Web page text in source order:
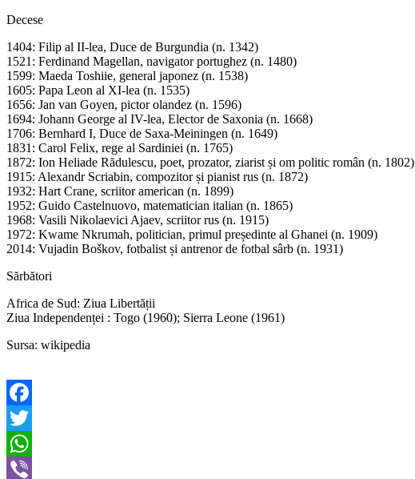
Decese
1404: Filip al II-lea, Duce de Burgundia (n. 1342)
1521: Ferdinand Magellan, navigator portughez (n. 1480)
1599: Maeda Toshiie, general japonez (n. 1538)
1605: Papa Leon al XI-lea (n. 1535)
1656: Jan van Goyen, pictor olandez (n. 1596)
1694: Johann George al IV-lea, Elector de Saxonia (n. 1668)
1706: Bernhard I, Duce de Saxa-Meiningen (n. 1649)
1831: Carol Felix, rege al Sardiniei (n. 1765)
1872: Ion Heliade Rădulescu, poet, prozator, ziarist și om politic român (n. 1802)
1915: Alexandr Scriabin, compozitor și pianist rus (n. 1872)
1932: Hart Crane, scriitor american (n. 1899)
1952: Guido Castelnuovo, matematician italian (n. 1865)
1968: Vasili Nikolaevici Ajaev, scriitor rus (n. 1915)
1972: Kwame Nkrumah, politician, primul președinte al Ghanei (n. 1909)
2014: Vujadin Boškov, fotbalist și antrenor de fotbal sârb (n. 1931)
Sărbători
Africa de Sud: Ziua Libertății
Ziua Independenței : Togo (1960); Sierra Leone (1961)
Sursa: wikipedia
Facebook
Twitter
WhatsApp